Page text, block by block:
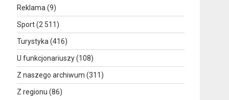
Reklama (9)
Sport(2 511)
Turystyka (416)
U funkcjonariuszy(108)
Z naszego archiwum (311)
Z regionu (86)